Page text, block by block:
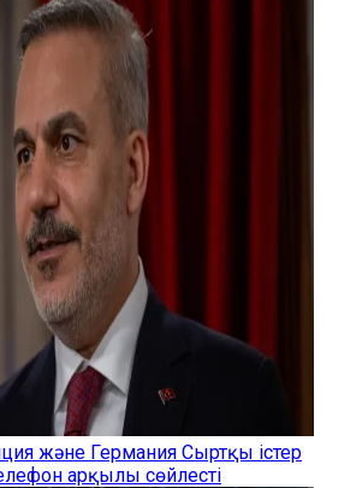
және Германия Сыртқы істер
арқылы сөйлесті